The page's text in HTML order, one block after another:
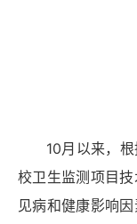
10月以来，
校卫生监测项目
见病和健康影响